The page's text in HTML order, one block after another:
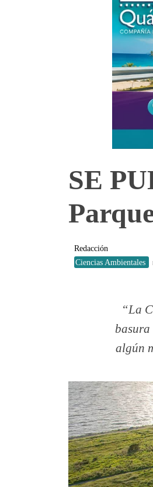
SE
Redacción
Ciencias Ambientales
La
basura
algún